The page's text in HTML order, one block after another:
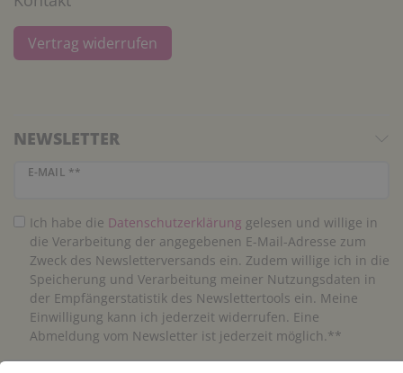
Vertrag widerrufen
NEWSLETTER
E-MAIL **
Newsletter Honig
Ich habe die Daten­schutz­erklärung gelesen und willige in
die Verarbeitung der angegebenen E-Mail-Adresse zum
Zweck des Newsletterversands ein. Zudem willige ich in die
Speicherung und Verarbeitung meiner Nutzungsdaten in
der Empfängerstatistik des Newslettertools ein. Meine
Einwilligung kann ich jederzeit widerrufen. Eine
Abmeldung vom Newsletter ist jederzeit möglich.**